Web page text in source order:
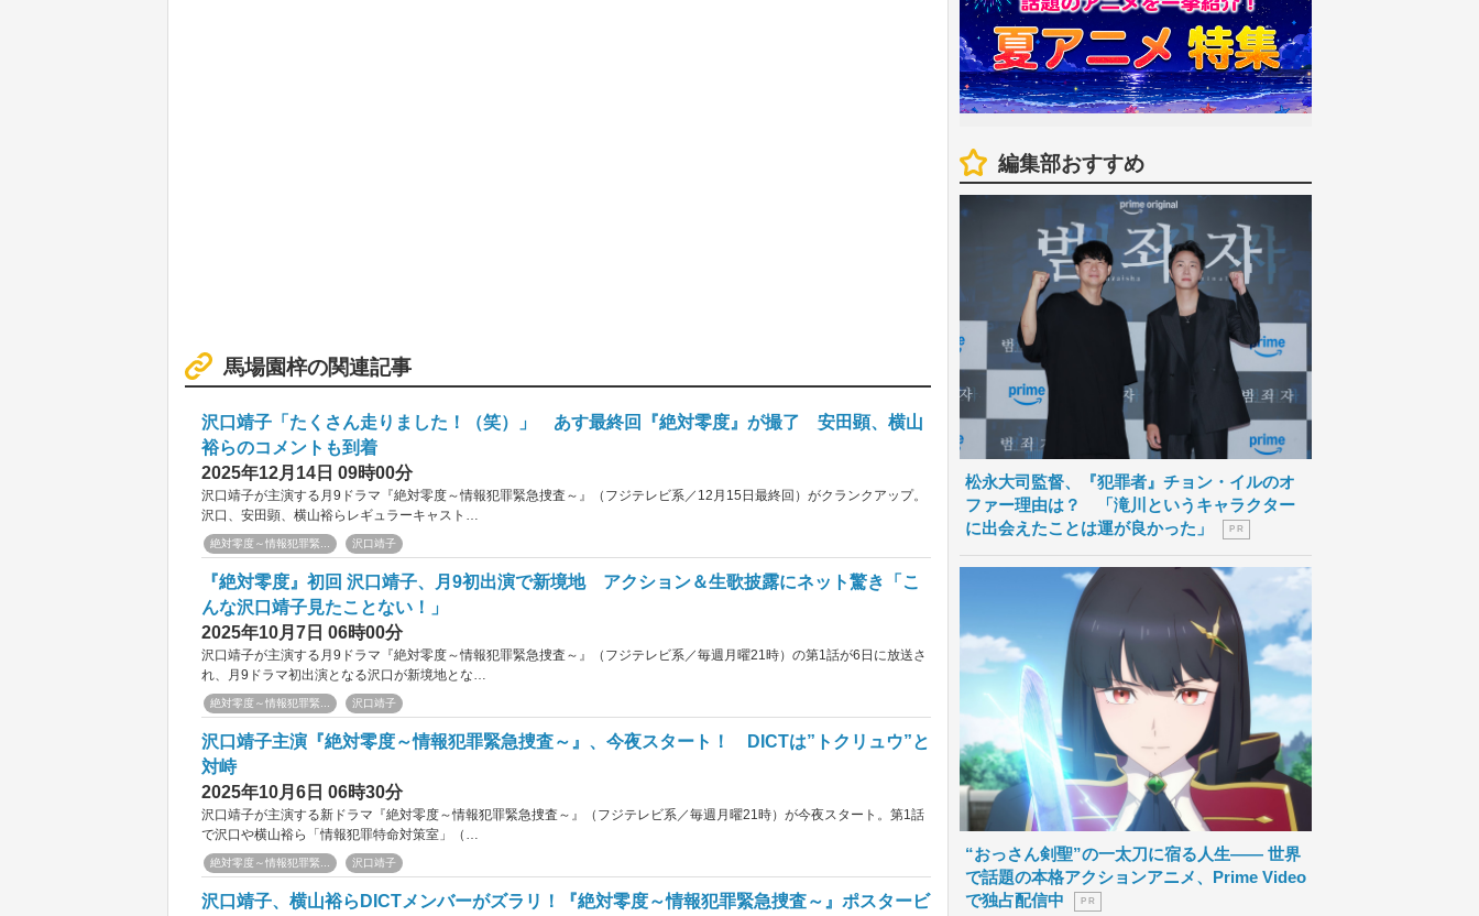
馬場園梓の関連記事
沢口靖子「たくさん走りました！（笑）」 あす最終回『絶対零度』が撮了 安田顕、横山
裕らのコメントも到着
2025年12月14日 09時00分
沢口靖子が主演する月9ドラマ『絶対零度～情報犯罪緊急捜査～』（フジテレビ系／12月15日最終回）がクランクアップ。
沢口、安田顕、横山裕らレギュラーキャスト…
絶対零度～情報犯罪緊... 沢口靖子
『絶対零度』初回 沢口靖子、月9初出演で新境地 アクション＆生歌披露にネット驚き「こ
んな沢口靖子見たことない！」
2025年10月7日 06時00分
沢口靖子が主演する月9ドラマ『絶対零度～情報犯罪緊急捜査～』（フジテレビ系／毎週月曜21時）の第1話が6日に放送さ
れ、月9ドラマ初出演となる沢口が新境地とな…
絶対零度～情報犯罪緊... 沢口靖子
沢口靖子主演『絶対零度～情報犯罪緊急捜査～』、今夜スタート！ DICTは”トクリュウ”と
対峙
2025年10月6日 06時30分
沢口靖子が主演する新ドラマ『絶対零度～情報犯罪緊急捜査～』（フジテレビ系／毎週月曜21時）が今夜スタート。第1話
で沢口や横山裕ら「情報犯罪特命対策室」（…
絶対零度～情報犯罪緊... 沢口靖子
沢口靖子、横山裕らDICTメンバーがズラリ！『絶対零度～情報犯罪緊急捜査～』ポスタービ
編集部おすすめ
松永大司監督、『犯罪者』チョン・イルのオ
ファー理由は？ 「滝川というキャラクター
に出会えたことは運が良かった」
P R
“おっさん剣聖”の一太刀に宿る人生―― 世界
で話題の本格アクションアニメ、Prime Video
で独占配信中
P R